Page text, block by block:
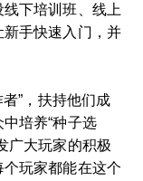
下培训班、线上
手快速入门，并
”，扶持他们成
培养“种子选
广大玩家的积极
玩家都能在这个